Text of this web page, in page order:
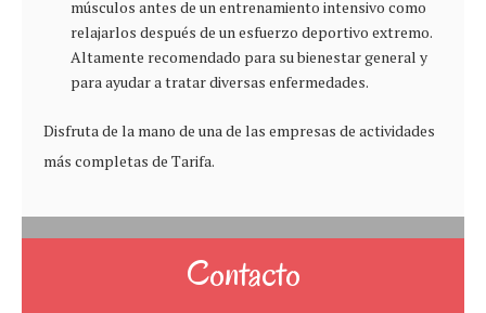
músculos antes de un entrenamiento intensivo como
relajarlos después de un esfuerzo deportivo extremo.
Altamente recomendado para su bienestar general y
para ayudar a tratar diversas enfermedades.
Disfruta de la mano de una de las empresas de actividades
más completas de Tarifa.
Contacto